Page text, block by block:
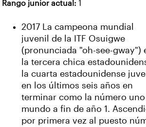
Rango junior actual: 1
2017 La campeona mundial
juvenil de la ITF Osuigwe
(pronunciada "oh-see-gway")
la tercera chica
la cuarta estadounidense
en los últimos seis años en
terminar como la número uno
mundo a fin de año 1.
por primera vez al puesto